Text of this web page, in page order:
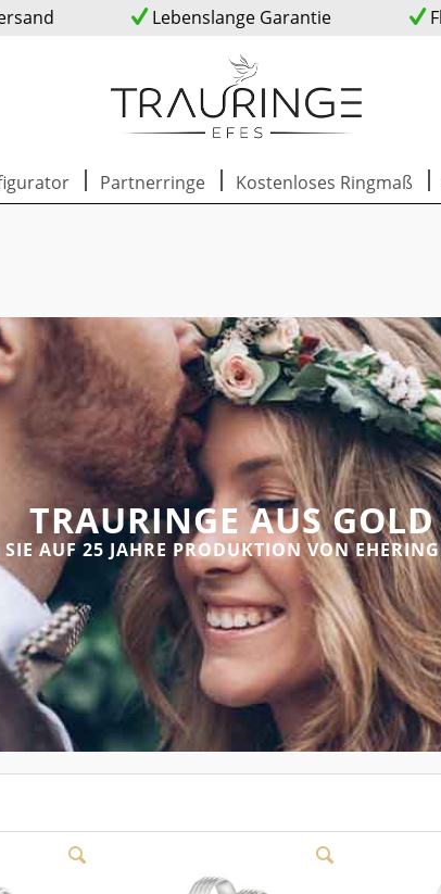
Lebenslange Garantie
Partnerringe Kostenloses Ringmaß
TRAURINGE AUS GOLD
SIE AUF 25 JAHRE PRODUKTION VON